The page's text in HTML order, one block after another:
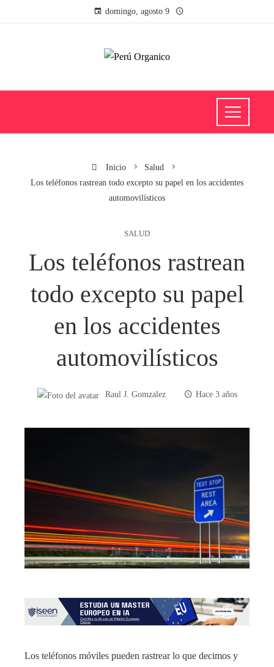
domingo, agosto 9
Inicio
Salud
Los teléfonos rastrean todo excepto su papel en los accidentes
automovilísticos
SALUD
Los teléfonos rastrean
todo excepto su papel
en los accidentes
automovilísticos
Raul J. Gomzalez Hace 3 años
Los teléfonos móviles pueden rastrear lo que decimos y